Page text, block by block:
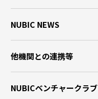
NUBIC NEWS
他機関との連携等
NUBICベンチャークラブ